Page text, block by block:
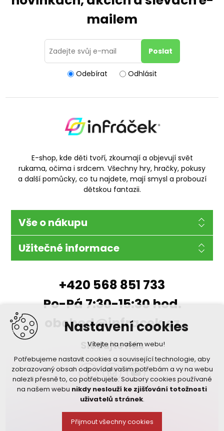
Nastavení cookies
Vítejte na našem webu!
Potřebujeme nastavit cookies a související technologie, aby
zobrazovaný obsah odpovídal vašim potřebám a vy na webu
nalezli přesně to, co potřebujete. Soubory cookies používané
na našem webu nikdy neslouží ke zjišťování totožnosti
uživatelů stránek.
Přijmout všechny cookies
mailem
Odebírat Odhlásit
E-shop, kde děti tvoří, zkoumají a objevují svět
rukama, očima i srdcem. Všechny hry, hračky, pokusy
a další pomůcky, co tu najdete, mají smysl a probouzí
dětskou fantazii.
Vše o nákupu
Užitečné informace
+420 568 851 733
Po-Pá 7:30-15:30 hod.
obchod@infracek.cz
Sledujte nás